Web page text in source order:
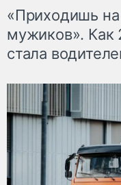
«Приходишь на
мужиков». Как
стала